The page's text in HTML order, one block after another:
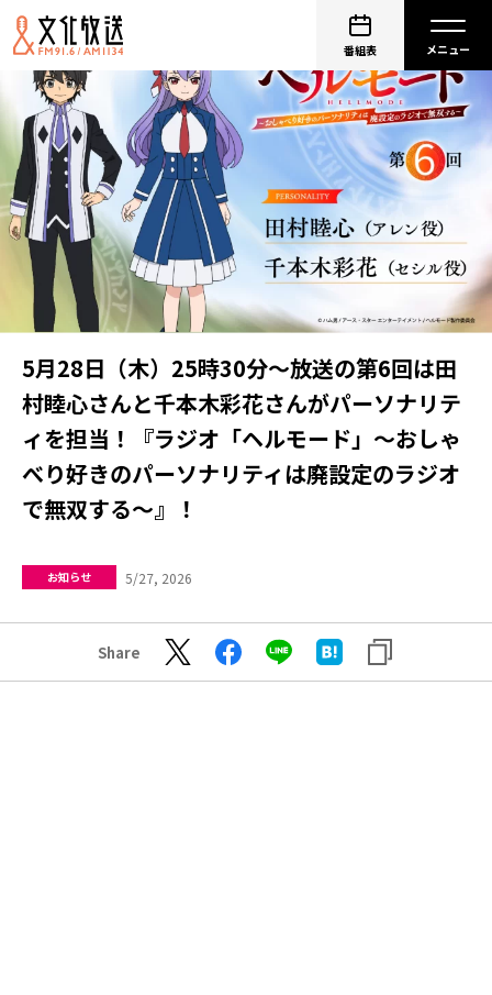
番組表
5月28日（木）25時30分～放送の第6回は田
村睦心さんと千本木彩花さんがパーソナリテ
ィを担当！『ラジオ「ヘルモード」～おしゃ
べり好きのパーソナリティは廃設定のラジオ
で無双する～』！
お知らせ 5/27, 2026
Share